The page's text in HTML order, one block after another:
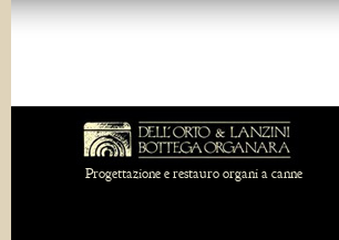
Progettazione e restauro organi a canne